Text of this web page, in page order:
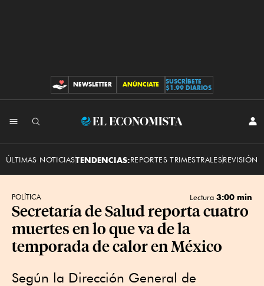
CONTRIBUCIONES
NEWSLETTER ANÚNCIATE
SUSCRÍBETE
$1.99 DIARIOS
El
ÚLTIMAS NOTICIASTENDENCIAS:REPORTES TRIMESTRALESREVISIÓN
POLÍTICA Lectura 3:00 min
Secretaría de Salud reporta cuatro
muertes en lo que va de la
temporada de calor en México
Según la Dirección General de